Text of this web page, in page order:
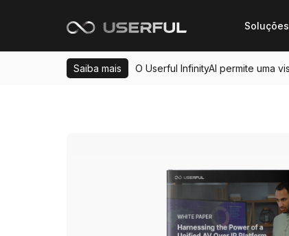
Soluções
Saiba mais O Userful InfinityAI permite uma